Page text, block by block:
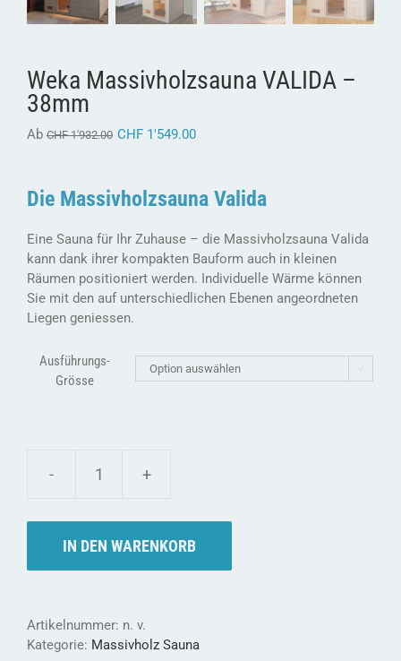
Weka Massivholzsauna VALIDA –
38mm
Ab CHF1'932.00 CHF 1'549.00
Die Massivholzsauna Valida
Eine Sauna für Ihr Zuhause – die Massivholzsauna Valida
kann dank ihrer kompakten Bauform auch in kleinen
Räumen positioniert werden. Individuelle Wärme können
Sie mit den auf unterschiedlichen Ebenen angeordneten
Liegen geniessen.
Ausführungs-
Grösse

Weka
VALIDA
-
IN DEN WARENKORB
Artikelnummer: n. v.
Kategorie: Massivholz Sauna